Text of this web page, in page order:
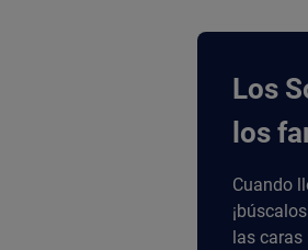
Los
los
Cuando
las